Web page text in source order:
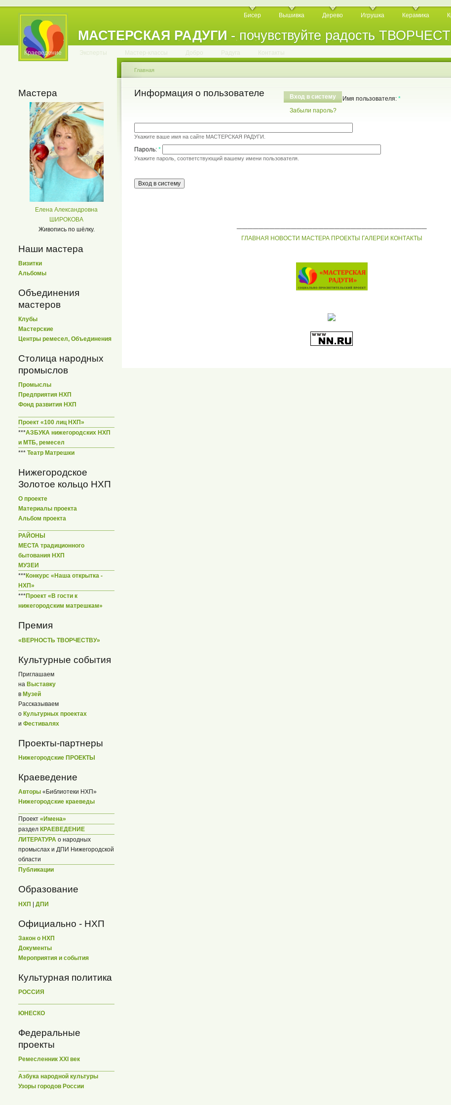
МАСТЕРСКАЯ РАДУГИ - почувствуйте радость
Бисер Вышивка Дерево Игрушка Керамика
. . . . . . . . . . . . . . . . . . . . . . .
Краеведение Эксперты Мастер-классы Добро Радуга Контакты
Мастера
Елена Александровна
ШИРОКОВА
Живопись по шёлку.
Наши мастера
Визитки
Альбомы
Объединения
мастеров
Клубы
Мастерские
Центры ремесел, Объединения
Столица народных
промыслов
Промыслы
Предприятия НХП
Фонд развития НХП
Проект «100 лиц НХП»
***АЗБУКА нижегородских НХП
и МТБ, ремесел
*** Театр Матрешки
Нижегородское
Золотое кольцо НХП
О проекте
Материалы проекта
Альбом проекта
РАЙОНЫ
МЕСТА традиционного
бытования НХП
МУЗЕИ
***Конкурс «Наша открытка -
НХП»
***Проект «В гости к
нижегородским матрешкам»
Премия
«ВЕРНОСТЬ ТВОРЧЕСТВУ»
Культурные события
Приглашаем
на Выставку
в Музей
Рассказываем
о Культурных проектах
и Фестивалях
Проекты-партнеры
Нижегородские ПРОЕКТЫ
Краеведение
Авторы «Библиотеки НХП»
Нижегородские краеведы
Проект «Имена»
раздел КРАЕВЕДЕНИЕ
ЛИТЕРАТУРА о народных
промыслах и ДПИ Нижегородской
области
Публикации
Образование
НХП | ДПИ
Официально - НХП
Закон о НХП
Документы
Мероприятия и события
Культурная политика
РОССИЯ
ЮНЕСКО
Федеральные
проекты
Ремесленник XXI век
Азбука народной культуры
Узоры городов России
Главная
Информация о пользователе
Вход в систему
Забыли пароль?
Имя пользователя:*
Укажите ваше имя на сайте МАСТЕРСКАЯ РАДУГИ.
Пароль: *
Укажите пароль, соответствующий вашему имени пользователя.
ГЛАВНАЯ НОВОСТИ МАСТЕРА ПРОЕКТЫ ГАЛЕРЕИ КОНТАКТЫ